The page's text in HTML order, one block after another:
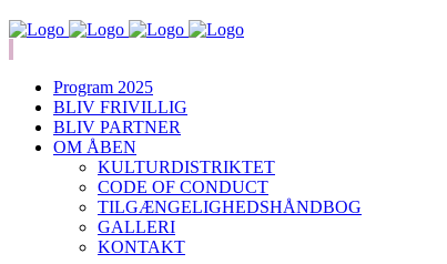
Program 2025
BLIV FRIVILLIG
BLIV PARTNER
OM ÅBEN
KULTURDISTRIKTET
CODE OF CONDUCT
TILGÆNGELIGHEDSHÅNDBOG
GALLERI
KONTAKT